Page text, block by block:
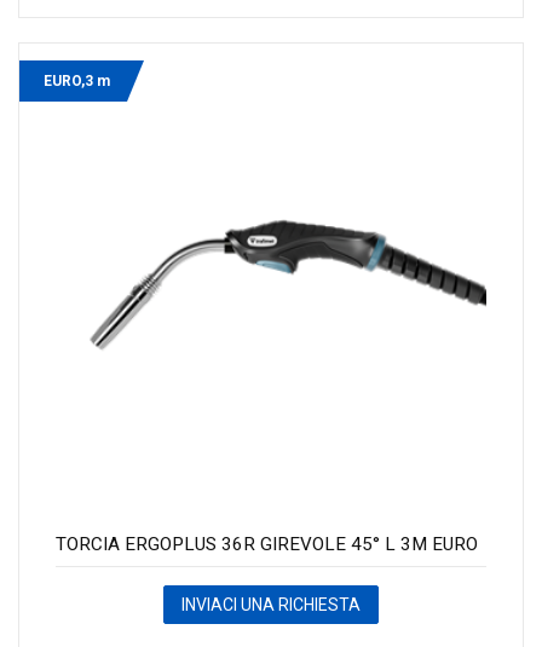
EURO,3 m
TORCIA ERGOPLUS 36R GIREVOLE 45° L 3M EURO
INVIACI UNA RICHIESTA